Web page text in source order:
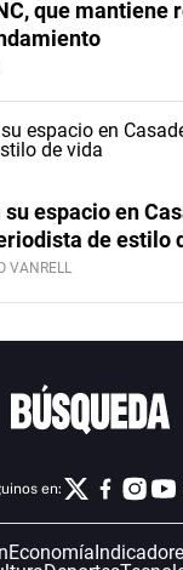
que mantiene
espacio en
de estilo
VANRELL
en:
Economía